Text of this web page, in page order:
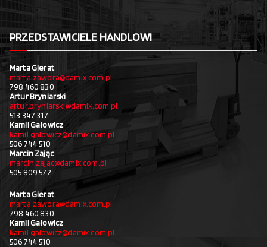
PRZEDSTAWICIELE HANDLOWI
Marta Gierat
marta.zawora@damix.com.pl
798 460 830
Artur Bryniarski
artur.bryniarski@damix.com.pl
513 347 317
Kamil Gałowicz
kamil.galowicz@damix.com.pl
506 744 510
Marcin Zając
marcin.zajac@damix.com.pl
505 809 572
Marta Gierat
marta.zawora@damix.com.pl
798 460 830
Kamil Gałowicz
kamil.galowicz@damix.com.pl
506 744 510